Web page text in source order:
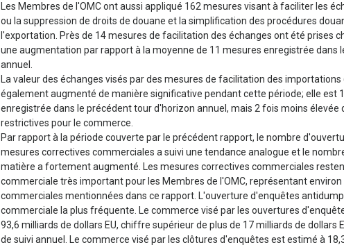
Les Membres de l'OMC ont aussi appliqué 162 mesures visant à faciliter les
ou la suppression de droits de douane et la simplification des procédures
l'exportation. Près de 14 mesures de facilitation des échanges ont été prises
une augmentation par rapport à la moyenne de 11 mesures enregistrée dans
annuel.
La valeur des échanges visés par des mesures de facilitation des importations
également augmenté de manière significative pendant cette période; elle est
enregistrée dans le précédent tour d'horizon annuel, mais 2 fois moins élevée
restrictives pour le commerce.
Par rapport à la période couverte par le précédent rapport, le nombre
mesures correctives commerciales a suivi une tendance analogue et le
matière a fortement augmenté. Les mesures correctives commerciales
commerciale très important pour les Membres de l'OMC, représentant environ
commerciales mentionnées dans ce rapport. L'ouverture d'enquêtes
commerciale la plus fréquente. Le commerce visé par les ouvertures
93,6 milliards de dollars EU, chiffre supérieur de plus de 17 milliards de dollars
de suivi annuel. Le commerce visé par les clôtures d'enquêtes est estimé à